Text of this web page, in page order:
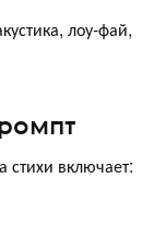
лоу-фай,
включает: